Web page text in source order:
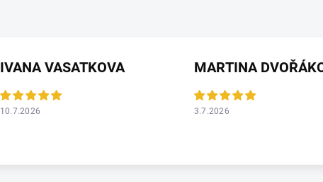
IVANA VASATKOVA
10.7.2026
MARTINA
3.7.2026